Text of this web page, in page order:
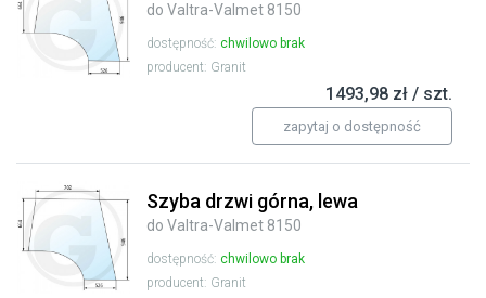
do Valtra-Valmet 8150
dostępność: chwilowo brak
producent: Granit
1493,98 zł / szt.
zapytaj o dostępność
Szyba drzwi górna, lewa
do Valtra-Valmet 8150
dostępność: chwilowo brak
producent: Granit